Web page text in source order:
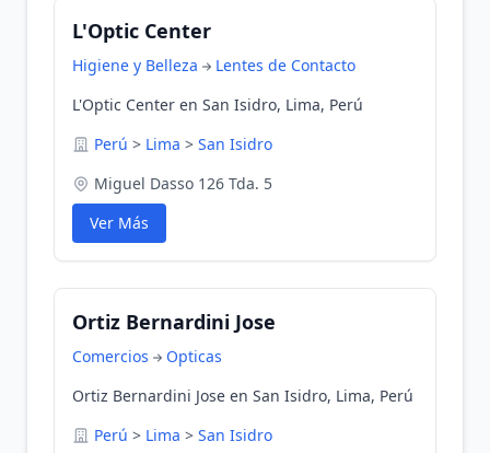
L'Optic Center
Higiene y Belleza
Lentes de Contacto
L'Optic Center en San Isidro, Lima, Perú
Perú > Lima > San Isidro
Miguel Dasso 126 Tda. 5
Ver Más
Ortiz Bernardini Jose
Comercios
Opticas
Ortiz Bernardini Jose en San Isidro, Lima, Perú
Perú > Lima > San Isidro